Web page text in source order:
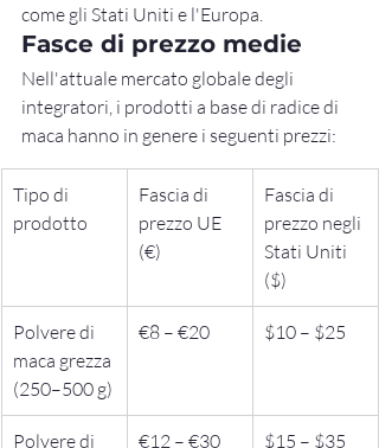
come gli Stati Uniti e l'Europa.
Fasce di prezzo medie
Nell'attuale mercato globale degli
integratori, i prodotti a base di radice di
maca hanno in genere i seguenti prezzi:
Tipo di
prodotto
Fascia di
prezzo UE
(€)
Fascia di
prezzo negli
Stati Uniti
($)
Polvere di
maca grezza
(250–500 g)
€8 – €20 $10 – $25
Polvere di
€12 – €30 $15 – $35